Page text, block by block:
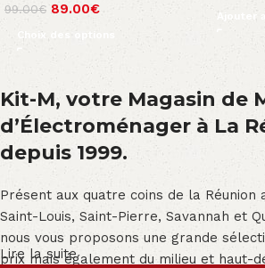
99.00€ 89.00€
Choix des options
Ajouter
Kit-M, votre Magasin de
d’Électroménager à La
depuis 1999.
Présent aux quatre coins de la Réunion
Saint-Louis, Saint-Pierre, Savannah et
nous vous proposons une grande
prix mais également du milieu et haut-
Lire la suite